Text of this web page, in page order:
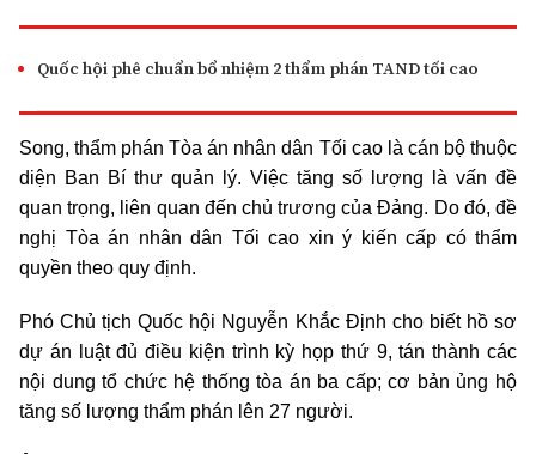
Quốc hội phê chuẩn bổ nhiệm 2 thẩm phán TAND tối cao
Song, thẩm phán Tòa án nhân dân Tối cao là cán bộ thuộc
diện Ban Bí thư quản lý. Việc tăng số lượng là vấn đề
quan trọng, liên quan đến chủ trương của Đảng. Do đó, đề
nghị Tòa án nhân dân Tối cao xin ý kiến cấp có thẩm
quyền theo quy định.
Phó Chủ tịch Quốc hội Nguyễn Khắc Định cho biết hồ sơ
dự án luật đủ điều kiện trình kỳ họp thứ 9, tán thành các
nội dung tổ chức hệ thống tòa án ba cấp; cơ bản ủng hộ
tăng số lượng thẩm phán lên 27 người.